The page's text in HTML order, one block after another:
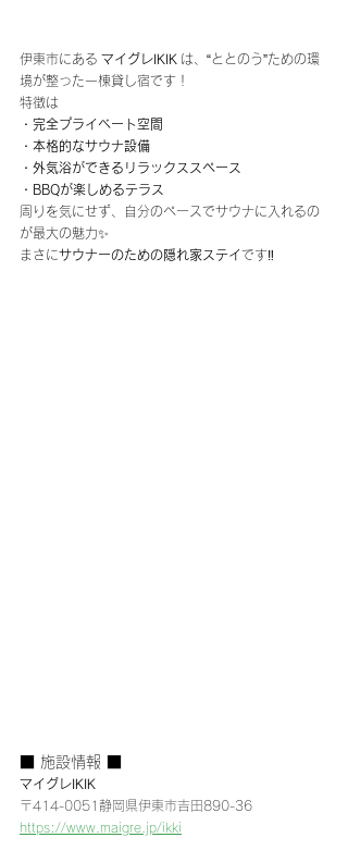
伊東市にある マイグレIKIK は、“ととのう”ための環
境が整った一棟貸し宿です！
特徴は
・完全プライベート空間
・本格的なサウナ設備
・外気浴ができるリラックススペース
・BBQが楽しめるテラス
周りを気にせず、自分のペースでサウナに入れるの
が最大の魅力✨
まさにサウナーのための隠れ家ステイです‼️
■ 施設情報 ■
マイグレIKIK
〒414-0051静岡県伊東市吉田890-36
https://www.maigre.jp/ikki